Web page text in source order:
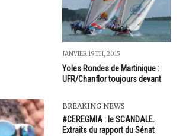
JANVIER 19TH, 2015
Yoles Rondes de Martinique :
UFR/Chanflor toujours devant
BREAKING NEWS
#CEREGMIA : le SCANDALE.
Extraits du rapport du Sénat